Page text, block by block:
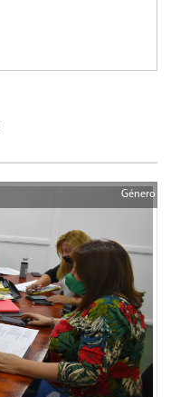
Género